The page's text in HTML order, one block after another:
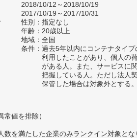
2018/10/12～2018/10/19
2017/10/19～2017/10/31
性別：指定なし
年齢：20歳以上
地域：全国
条件：過去5年以内にコンテナタイ
利用したことがあり、個人の
がある人。また、サービスに
把握している人。ただし法人
保管した場合は対象外とする。
値を排除）
を満たした企業のみランクイン対象とな